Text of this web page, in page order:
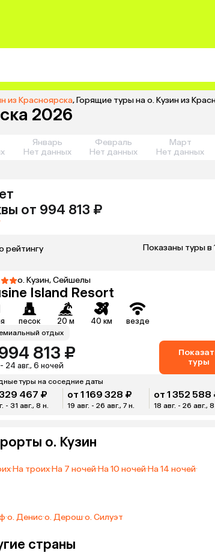
из Красноярска,Горящие туры на о. Кузин из
2026
Январь
Нет данных
Февраль
Нет данных
Март
Нет данных
от 994 813 ₽
рейтингу Показаны туры в
о. Кузин, Сейшелы
Island Resort
песок 20 м 40 км везде
отдых
813 ₽
- 24 авг., 6 ночей
туры
туры на соседние даты
329 467 ₽
- 31 авг., 8 н.
от 1 169 328 ₽
19 авг. - 26 авг., 7 н.
от 1 352 588
18 авг. - 26 авг., 8
о. Кузин
·На троих·На 7 ночей·На 10 ночей·На 14 ночей·
·о. Денис·о. Дерош·о. Силуэт
страны